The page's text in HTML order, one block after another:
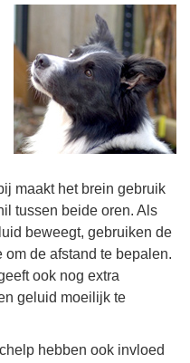
maakt het brein gebruik
tussen beide oren. Als
beweegt, gebruiken de
om de afstand te bepalen.
ook nog extra
geluid moeilijk te
hebben ook invloed